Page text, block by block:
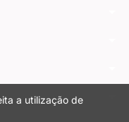
a utilização de